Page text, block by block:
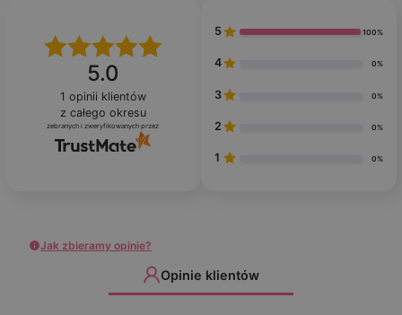
5.0
1 opinii klientów
z całego okresu
zebranych i zweryfikowanych przez
5 100%
4 0%
3 0%
2 0%
1 0%
Jak zbieramy opinie?
Opinie klientów